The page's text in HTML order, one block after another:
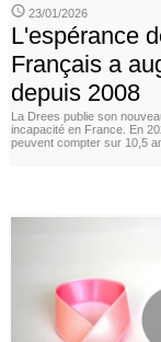
23/01/2026
L'espérance
Français a
depuis 2008
La Drees publie son
incapacité en France. En
peuvent compter sur 10,5